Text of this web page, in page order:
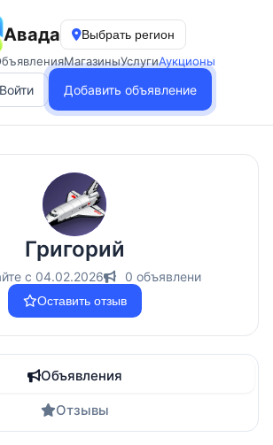
Авада
Выбрать регион
МагазиныУслугиАукционы
Войти Добавить объявление
Григорий
с 04.02.2026 0 объявлени
Оставить отзыв
Объявления
Отзывы